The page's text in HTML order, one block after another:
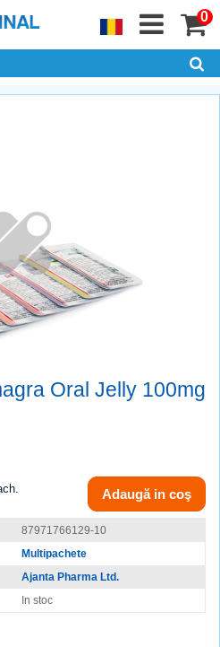
0
Oral Jelly 100mg
Adaugă in coş
87971766129-10
Multipachete
Ajanta Pharma Ltd.
In stoc